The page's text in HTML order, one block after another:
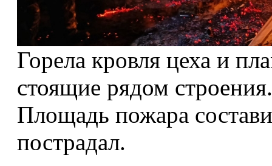
Горела кровля цеха и
стоящие рядом строения.
Площадь пожара
пострадал.